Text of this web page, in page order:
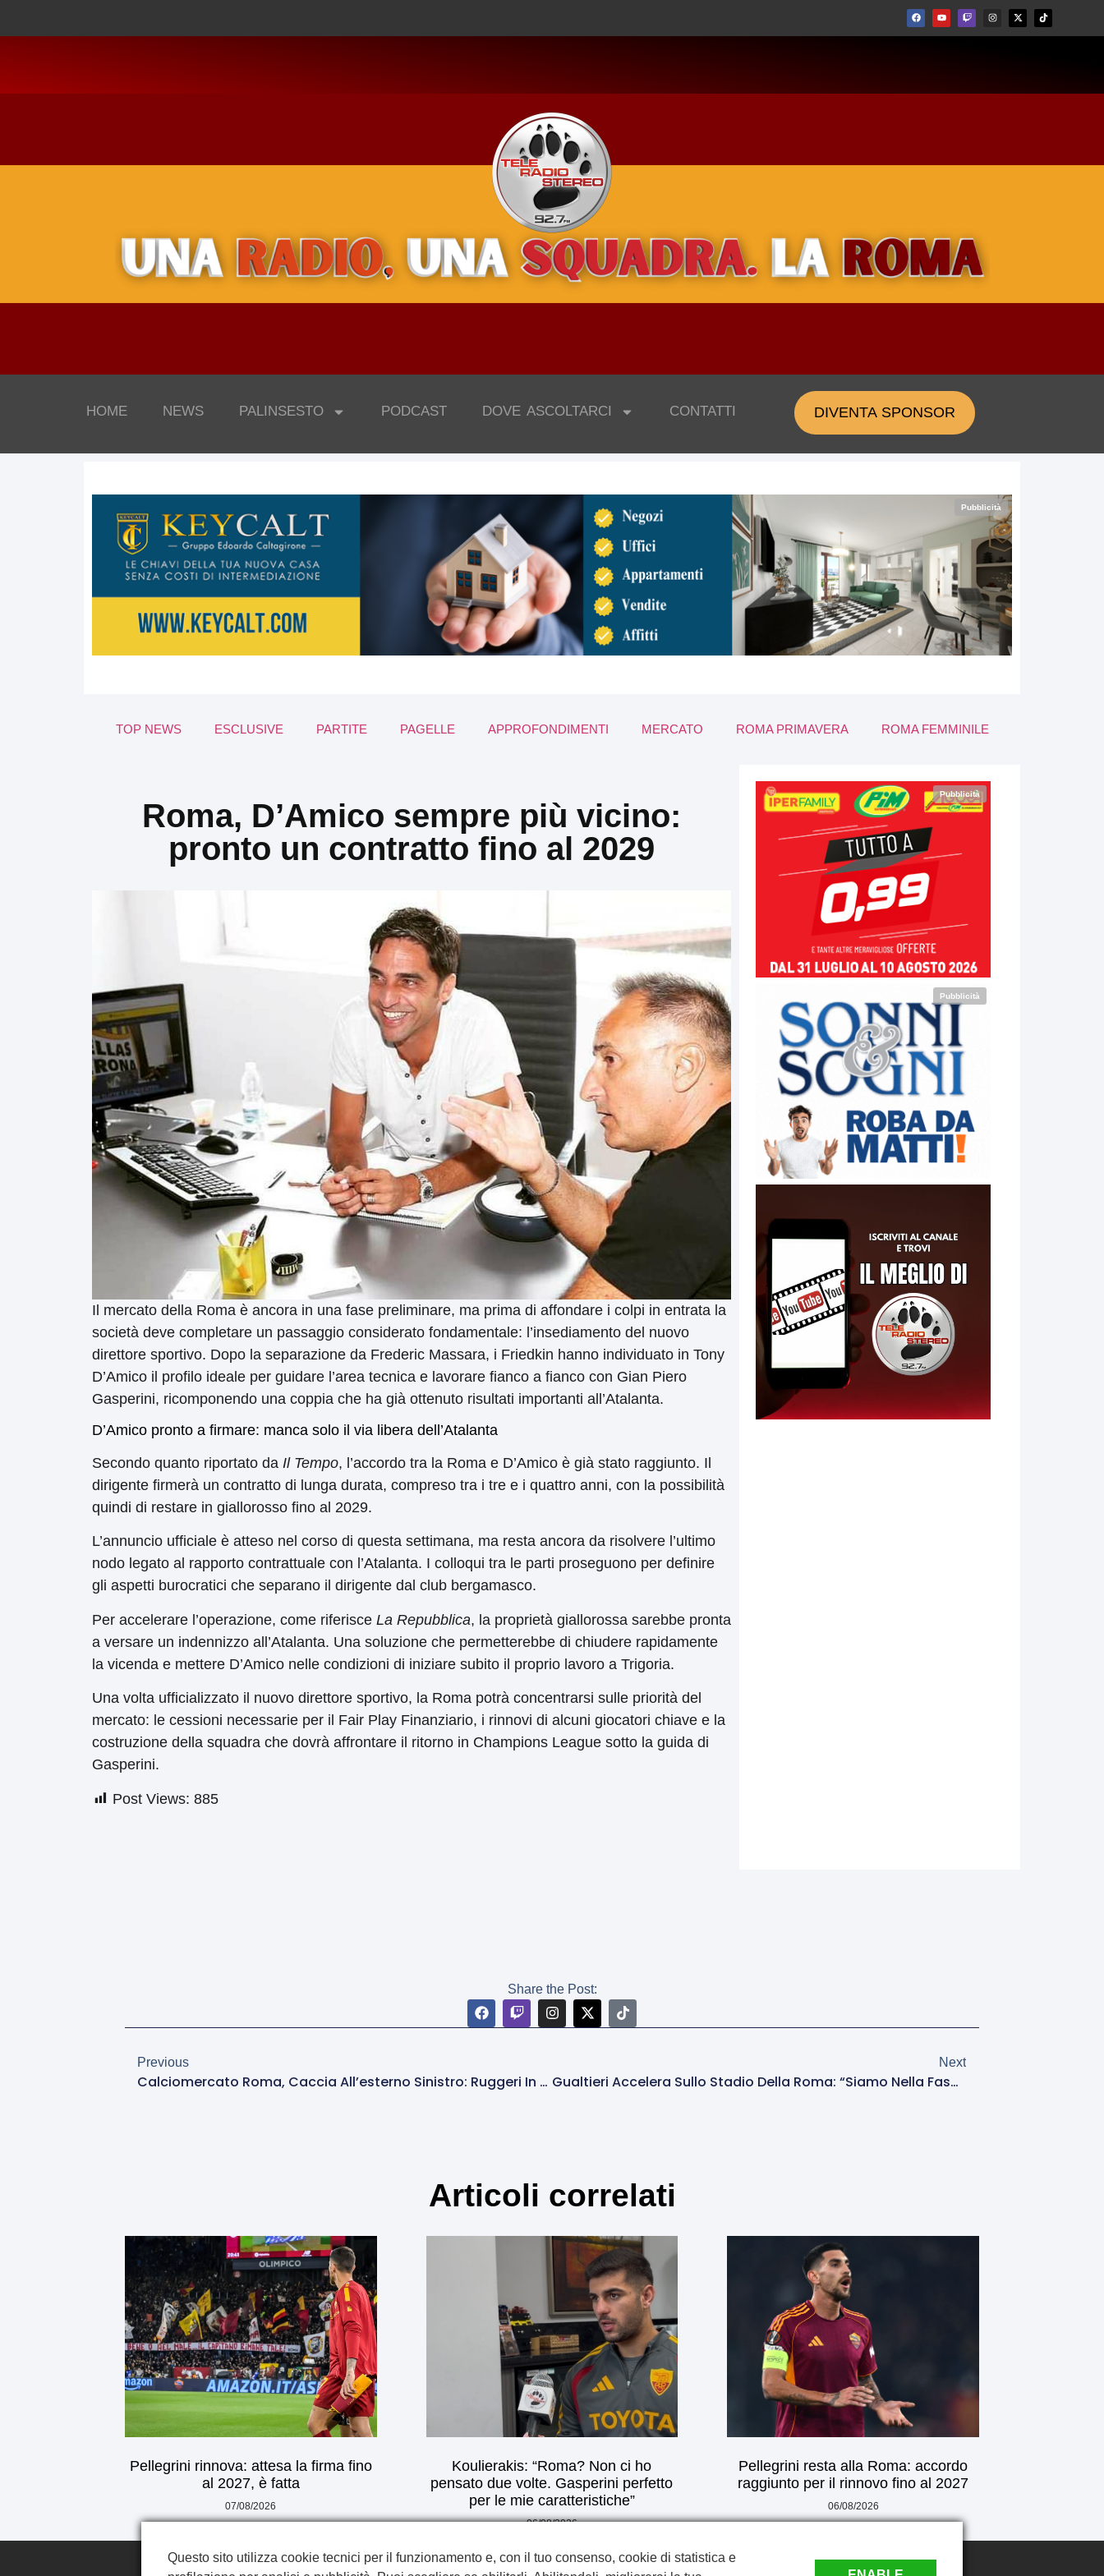
HOME NEWS PALINSESTO PODCAST DOVE ASCOLTARCI CONTATTI DIVENTA SPONSOR
Pubblicità
TOP NEWS ESCLUSIVE PARTITE PAGELLE APPROFONDIMENTI MERCATO ROMA PRIMAVERA ROMA FEMMINILE
Roma, D’Amico sempre più vicino:
pronto un contratto fino al 2029
Il mercato della Roma è ancora in una fase preliminare, ma prima di affondare i colpi in entrata la
società deve completare un passaggio considerato fondamentale: l’insediamento del nuovo
direttore sportivo. Dopo la separazione da Frederic Massara, i Friedkin hanno individuato in Tony
D’Amico il profilo ideale per guidare l’area tecnica e lavorare fianco a fianco con Gian Piero
Gasperini, ricomponendo una coppia che ha già ottenuto risultati importanti all’Atalanta.
D’Amico pronto a firmare: manca solo il via libera dell’Atalanta
Secondo quanto riportato da Il Tempo, l’accordo tra la Roma e D’Amico è già stato raggiunto. Il
dirigente firmerà un contratto di lunga durata, compreso tra i tre e i quattro anni, con la possibilità
quindi di restare in giallorosso fino al 2029.
L’annuncio ufficiale è atteso nel corso di questa settimana, ma resta ancora da risolvere l’ultimo
nodo legato al rapporto contrattuale con l’Atalanta. I colloqui tra le parti proseguono per definire
gli aspetti burocratici che separano il dirigente dal club bergamasco.
Per accelerare l’operazione, come riferisce La Repubblica, la proprietà giallorossa sarebbe pronta
a versare un indennizzo all’Atalanta. Una soluzione che permetterebbe di chiudere rapidamente
la vicenda e mettere D’Amico nelle condizioni di iniziare subito il proprio lavoro a Trigoria.
Una volta ufficializzato il nuovo direttore sportivo, la Roma potrà concentrarsi sulle priorità del
mercato: le cessioni necessarie per il Fair Play Finanziario, i rinnovi di alcuni giocatori chiave e la
costruzione della squadra che dovrà affrontare il ritorno in Champions League sotto la guida di
Gasperini.
Post Views: 885
Pubblicità
Pubblicità
Share the Post:
Previous
Calciomercato Roma, Caccia All’esterno Sinistro: Ruggeri In Pole, Ma Spuntano Oosterwolde E Obrador
Next
Gualtieri Accelera Sullo Stadio Della Roma: “Siamo Nella Fase Decisiva”
Articoli correlati
Pellegrini rinnova: attesa la firma fino
al 2027, è fatta
07/08/2026
Koulierakis: “Roma? Non ci ho
pensato due volte. Gasperini perfetto
per le mie caratteristiche”
06/08/2026
Pellegrini resta alla Roma: accordo
raggiunto per il rinnovo fino al 2027
06/08/2026
Questo sito utilizza cookie tecnici per il funzionamento e, con il tuo consenso, cookie di statistica e